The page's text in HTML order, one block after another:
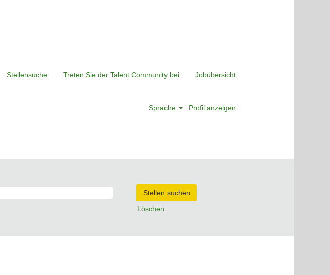
Stellensuche Treten Sie der Talent Community bei Jobübersicht
Sprache Profil anzeigen
Löschen